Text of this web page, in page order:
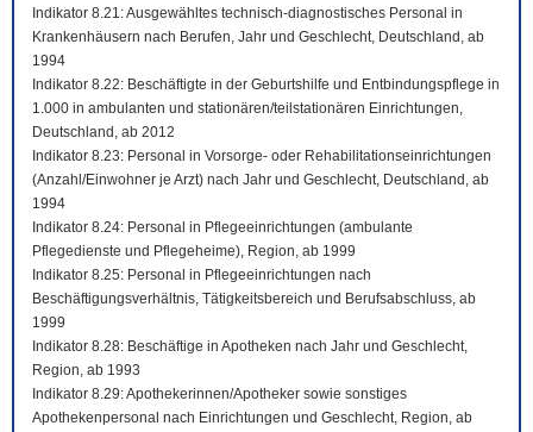
Indikator 8.21: Ausgewähltes technisch-diagnostisches Personal in
Krankenhäusern nach Berufen, Jahr und Geschlecht, Deutschland, ab
1994
Indikator 8.22: Beschäftigte in der Geburtshilfe und Entbindungspflege in
1.000 in ambulanten und stationären/teilstationären Einrichtungen,
Deutschland, ab 2012
Indikator 8.23: Personal in Vorsorge- oder Rehabilitationseinrichtungen
(Anzahl/Einwohner je Arzt) nach Jahr und Geschlecht, Deutschland, ab
1994
Indikator 8.24: Personal in Pflegeeinrichtungen (ambulante
Pflegedienste und Pflegeheime), Region, ab 1999
Indikator 8.25: Personal in Pflegeeinrichtungen nach
Beschäftigungsverhältnis, Tätigkeitsbereich und Berufsabschluss, ab
1999
Indikator 8.28: Beschäftige in Apotheken nach Jahr und Geschlecht,
Region, ab 1993
Indikator 8.29: Apothekerinnen/Apotheker sowie sonstiges
Apothekenpersonal nach Einrichtungen und Geschlecht, Region, ab